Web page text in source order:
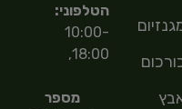
הטלפוני:
10:00-
18:00,
מספר